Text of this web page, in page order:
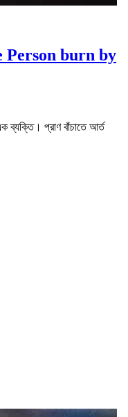
Person burn by
ব্যক্তি। প্রাণ বাঁচাতে আর্ত